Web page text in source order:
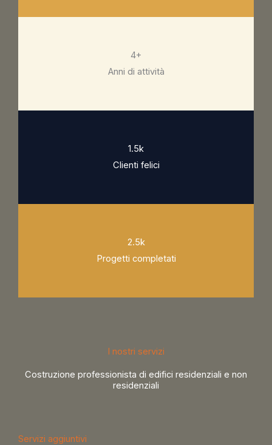
4+
Anni di attività
1.5k
Clienti felici
2.5k
Progetti completati
I nostri servizi
Costruzione professionista di edifici residenziali e non
residenziali
Servizi aggiuntivi